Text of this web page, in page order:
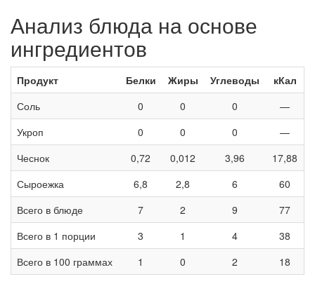
Анализ блюда на основе
ингредиентов
Продукт Белки Жиры Углеводы
кКал
Соль
0 0 0
—
Укроп
0 0 0
—
Чеснок
0,72 0,012 3,96
17,88
Сыроежка
6,8 2,8 6
60
Всего в блюде
7 2 9
77
Всего в 1 порции
3 1 4
38
Всего в 100 граммах
1 0 2 18